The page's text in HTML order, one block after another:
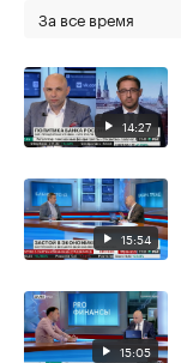
За все время
14:27
15:54
15:05